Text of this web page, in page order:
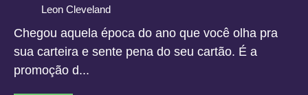
Leon Cleveland
Chegou aquela época do ano que você olha pra
sua carteira e sente pena do seu cartão. É a
promoção d...